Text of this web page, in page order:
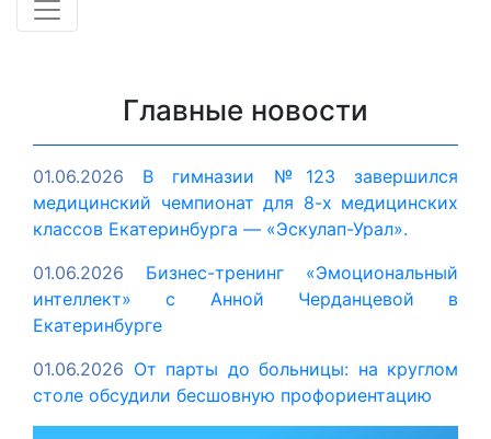
Главные новости
01.06.2026 В гимназии №123 завершился
медицинский чемпионат для 8-х медицинских
классов Екатеринбурга — «Эскулап-Урал».
01.06.2026 Бизнес-тренинг «Эмоциональный
интеллект» с Анной Черданцевой в
Екатеринбурге
01.06.2026 От парты до больницы: на круглом
столе обсудили бесшовную профориентацию